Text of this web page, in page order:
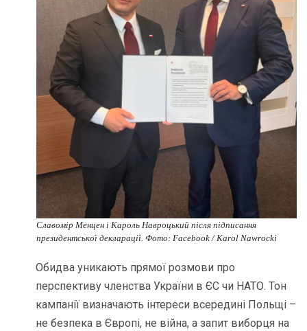
Славомір Менцен і Кароль Навроцький після підписання
президентської декларації. Фото: Facebook / Karol Nawrocki
Обидва уникають прямої розмови про
перспективу членства України в ЄС чи НАТО. Тон
кампанії визначають інтереси всередині Польщі –
не безпека в Європі, не війна, а запит виборця на